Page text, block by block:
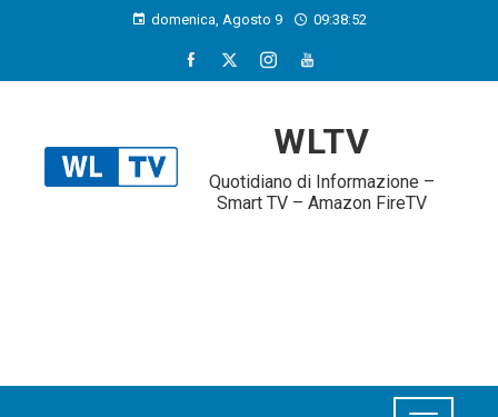
domenica, Agosto 9 09:38:53
WLTV
Quotidiano di Informazione –
Smart TV – Amazon FireTV